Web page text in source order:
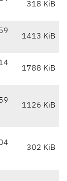
318 KiB
1413 KiB
1788 KiB
1126 KiB
302 KiB